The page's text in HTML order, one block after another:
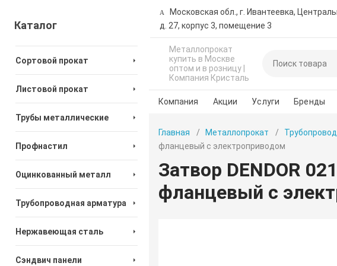
Московская обл., г. Ивантеевка,
д. 27, корпус 3, помещение 3
Металлопрокат
купить в Москве
оптом и в розницу |
Компания Кристаль
Компания Акции Услуги Бренды
Каталог
Сортовой прокат
Листовой прокат
Трубы металлические
Профнастил
Оцинкованный металл
Трубопроводная арматура
Нержавеющая сталь
Сэндвич панели
Главная Металлопрокат
фланцевый с электроприводом
Затвор DENDOR
фланцевый с